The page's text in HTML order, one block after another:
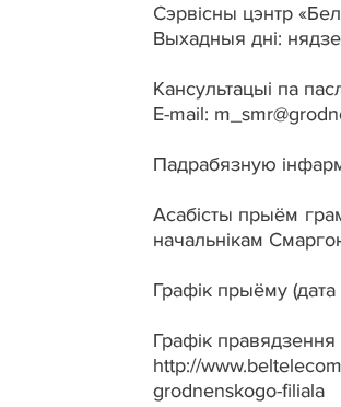
Сэрвісны цэнтр
Выхадныя дні:
Кансультацыі па
E-mail:
Падрабязную
Асабісты прыём
начальнікам
Графік прыёму
Графік
http://
grodnenskogo-filiala